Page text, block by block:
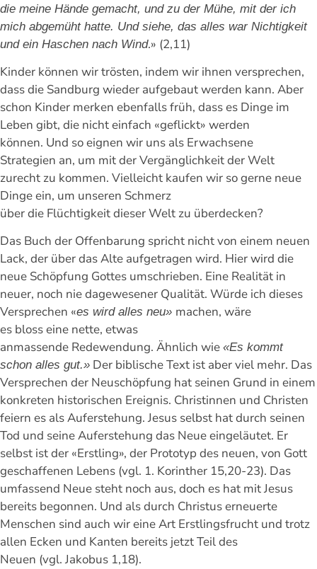
die meine Hände gemacht, und zu der Mühe, mit der ich
mich abgemüht hatte. Und siehe, das alles war Nichtigkeit
und ein Haschen nach Wind.» (2,11)
Kinder können wir trösten, indem wir ihnen versprechen,
dass die Sandburg wieder aufgebaut werden kann. Aber
schon Kinder merken ebenfalls früh, dass es Dinge im
Leben gibt, die nicht einfach «geflickt» werden
können. Und so eignen wir uns als Erwachsene
Strategien an, um mit der Vergänglichkeit der Welt
zurecht zu kommen. Vielleicht kaufen wir so gerne neue
Dinge ein, um unseren Schmerz
über die Flüchtigkeit dieser Welt zu überdecken?
Das Buch der Offenbarung spricht nicht von einem neuen
Lack, der über das Alte aufgetragen wird. Hier wird die
neue Schöpfung Gottes umschrieben. Eine Realität in
neuer, noch nie dagewesener Qualität. Würde ich dieses
Versprechen «es wird alles neu» machen, wäre
es bloss eine nette, etwas
anmassende Redewendung. Ähnlich wie «Es kommt
schon alles gut.» Der biblische Text ist aber viel mehr. Das
Versprechen der Neuschöpfung hat seinen Grund in einem
konkreten historischen Ereignis. Christinnen und Christen
feiern es als Auferstehung. Jesus selbst hat durch seinen
Tod und seine Auferstehung das Neue eingeläutet. Er
selbst ist der «Erstling», der Prototyp des neuen, von Gott
geschaffenen Lebens (vgl. 1. Korinther 15,20-23). Das
umfassend Neue steht noch aus, doch es hat mit Jesus
bereits begonnen. Und als durch Christus erneuerte
Menschen sind auch wir eine Art Erstlingsfrucht und trotz
allen Ecken und Kanten bereits jetzt Teil des
Neuen (vgl. Jakobus 1,18).